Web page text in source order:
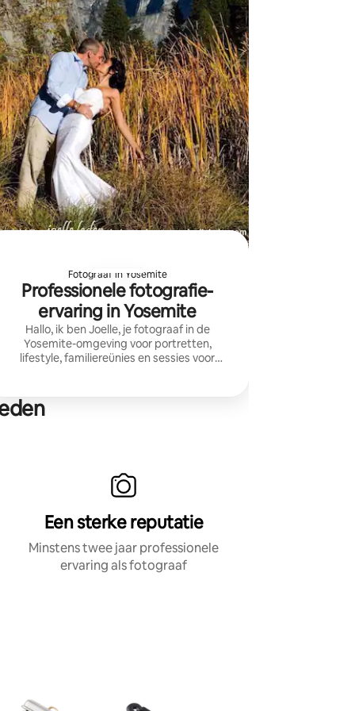
Fotograaf in Yosemite
Professionele fotografie-
ervaring in Yosemite
Hallo, ik ben Joelle, je fotograaf in de
Yosemite-omgeving voor portretten,
lifestyle, familiereünies en sessies voor
Yosemite National Park.
Een sterke reputatie
Minstens twee jaar professionele
ervaring als fotograaf